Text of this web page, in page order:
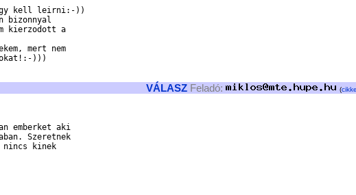
kell leirni:-))
bizonnyal
kierzodott a
mert nem
)))
VÁLASZ Feladó: (
emberket aki
Szeretnek
nincs kinek